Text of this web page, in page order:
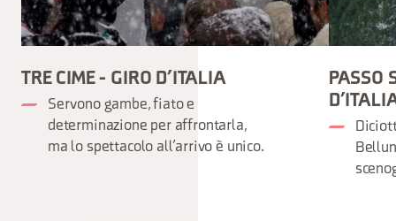
TRE CIME - GIRO D’ITALIA
Servono gambe, fiato e
determinazione per affrontarla,
ma lo spettacolo all’arrivo è unico.
PASSO